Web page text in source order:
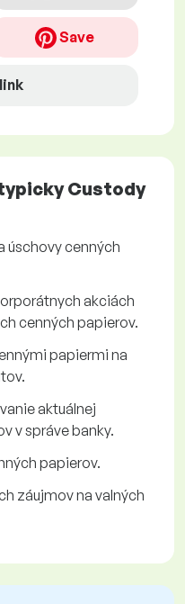
Save
Custody
úschovy cenných
akciách
cenných papierov.
papiermi na
aktuálnej
v správe banky.
papierov.
záujmov na valných